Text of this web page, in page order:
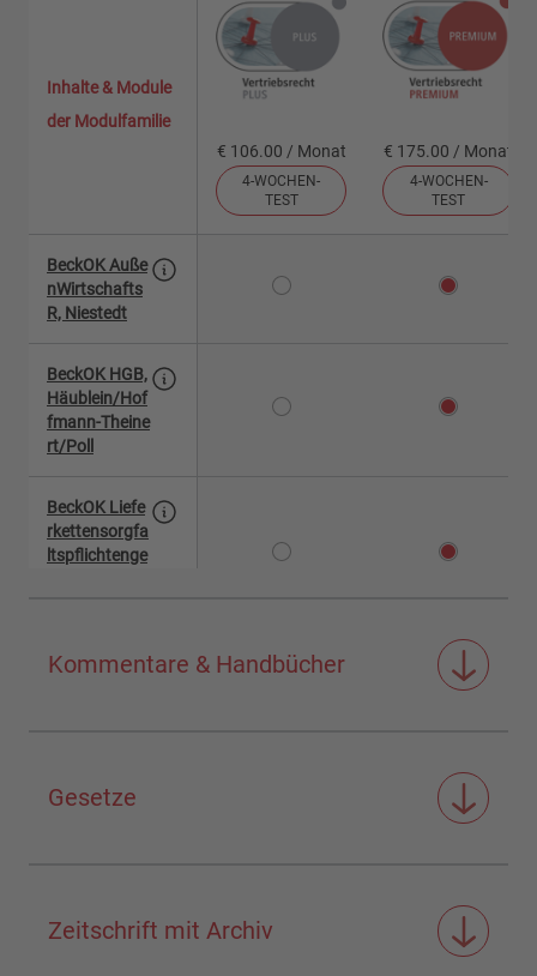
Inhalte & Module
der Modulfamilie
€ 106.00 / Monat
4-WOCHEN-
TEST
€ 175.00 / Monat
4-WOCHEN-
TEST
BeckOK Auße
nWirtschafts
R, Niestedt
BeckOK HGB,
Häublein/Hof
fmann-Theine
rt/Poll
BeckOK Liefe
rkettensorgfa
ltspflichtenge
Kommentare & Handbücher
Gesetze
Zeitschrift mit Archiv